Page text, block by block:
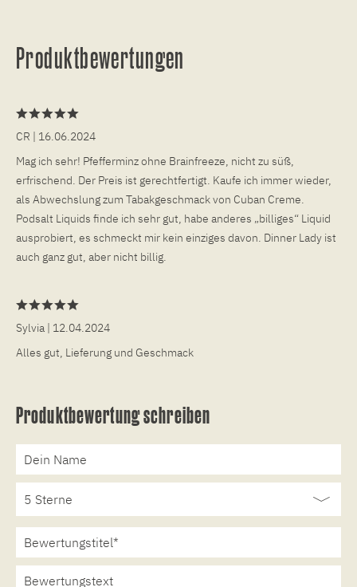
Produktbewertungen
CR | 16.06.2024
Mag ich sehr! Pfefferminz ohne Brainfreeze, nicht zu süß,
erfrischend. Der Preis ist gerechtfertigt. Kaufe ich immer wieder,
als Abwechslung zum Tabakgeschmack von Cuban Creme.
Podsalt Liquids finde ich sehr gut, habe anderes „billiges“ Liquid
ausprobiert, es schmeckt mir kein einziges davon. Dinner Lady ist
auch ganz gut, aber nicht billig.
Sylvia | 12.04.2024
Alles gut, Lieferung und Geschmack
Produktbewertung schreiben